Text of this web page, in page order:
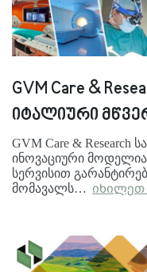
GVM Care &
იტალიური
GVM Care & Research
ინოვაციური
სერვისით
მომავალს…